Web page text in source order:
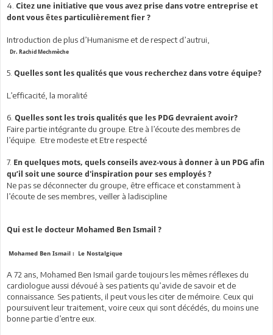
4. Citez une initiative que vous avez prise dans votre entreprise et
dont vous êtes particulièrement fier ?
Introduction de plus d’Humanisme et de respect d’autrui,
Dr. Rachid Mechmèche
5. Quelles sont les qualités que vous recherchez dans votre équipe?
L’efficacité, la moralité
6. Quelles sont les trois qualités que les PDG devraient avoir?
Faire partie intégrante du groupe. Etre à l’écoute des membres de
l’équipe. Etre modeste et Etre respecté
7. En quelques mots, quels conseils avez-vous à donner à un PDG afin
qu’il soit une source d'inspiration pour ses employés ?
Ne pas se déconnecter du groupe, être efficace et constamment à
l’écoute de ses membres, veiller à ladiscipline
Qui est le docteur Mohamed Ben Ismail ?
Mohamed Ben Ismail : Le Nostalgique
A 72 ans, Mohamed Ben Ismail garde toujours les mêmes réflexes du
cardiologue aussi dévoué à ses patients qu’avide de savoir et de
connaissance. Ses patients, il peut vous les citer de mémoire. Ceux qui
poursuivent leur traitement, voire ceux qui sont décédés, du moins une
bonne partie d’entre eux.